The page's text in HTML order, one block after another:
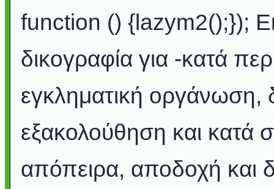
function () {lazym2();});
δικογραφία για -κατά
εγκληματική οργάνωση,
εξακολούθηση και κατά
απόπειρα, αποδοχή και